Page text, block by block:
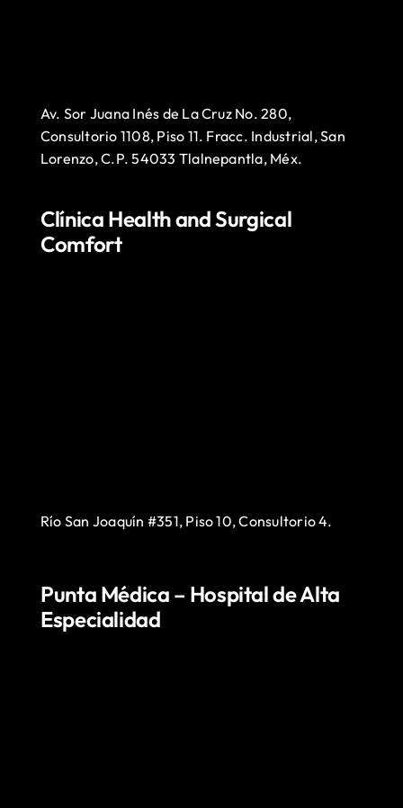
Av. Sor Juana Inés de La Cruz No. 280,
Consultorio 1108, Piso 11. Fracc. Industrial, San
Lorenzo, C.P. 54033 Tlalnepantla, Méx.
Clínica Health and Surgical
Comfort
Río San Joaquín #351, Piso 10, Consultorio 4.
Punta Médica – Hospital de Alta
Especialidad